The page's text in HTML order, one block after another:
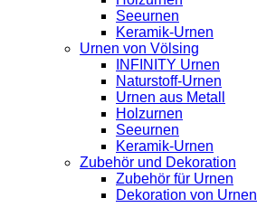
Seeurnen
Keramik-Urnen
Urnen von Völsing
INFINITY Urnen
Naturstoff-Urnen
Urnen aus Metall
Holzurnen
Seeurnen
Keramik-Urnen
Zubehör und Dekoration
Zubehör für Urnen
Dekoration von Urnen